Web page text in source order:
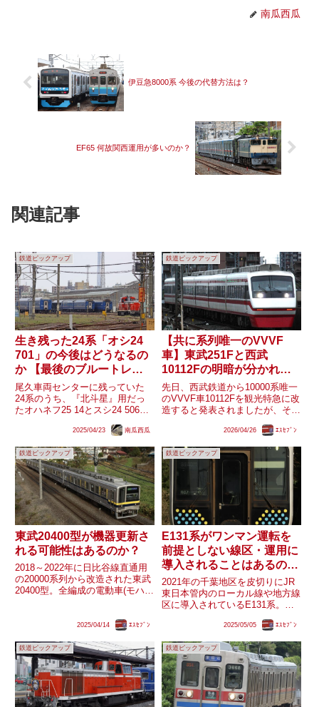
南瓜西瓜
伊豆急8000系 今後の代替方法は？
EF65 何故関西運用が多いのか？
関連記事
鉄道ピックアップ
生き残った24系「オシ24
701」の今後はどうなるの
か 【最後のブルートレイ
ン】
尾久車両センターに残っていた
24系のうち、『北斗星』用だっ
たオハネフ25 14とスシ24 506が2
『ブルートレイン』の愛称とマッ
が残るのは『出雲』用だったオシ
24 701のみとな...
2025/04/23 南瓜西瓜
鉄道ピックアップ
【共に系列唯一のVVVF
車】東武251Fと西武
10112Fの明暗が分かれた
理由は？
先日、西武鉄道から10000系唯一
のVVVF車10112Fを観光特急に改
造すると発表されましたが、それ
VVVF車で2022年に引退した250
西武10000系と東武200系(型)は
共...
2026/04/26 ｴｽｾﾌﾞﾝ
鉄道ピックアップ
東武20400型が機器更新さ
れる可能性はあるのか？
2018～2022年に日比谷線直通用
の20000系列から改造された東武
20400型。全編成の電動車(モハ)
されないまま改造・転用されまし
2025/04/14 ｴｽｾﾌﾞﾝ
鉄道ピックアップ
E131系がワンマン運転を
前提としない線区・運用に
導入されることはあるの
か？
2021年の千葉地区を皮切りにJR
東日本管内のローカル線や地方線
区に導入されているE131系。現
は同形式を使用する列車でワンマ
ン化が行われている、または行わ
れる予定ですが、ワンマン運転化
を前提としない線区・運...
2025/05/05 ｴｽｾﾌﾞﾝ
鉄道ピックアップ 鉄道ピックアップ